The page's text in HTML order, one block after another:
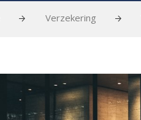
Verzekering